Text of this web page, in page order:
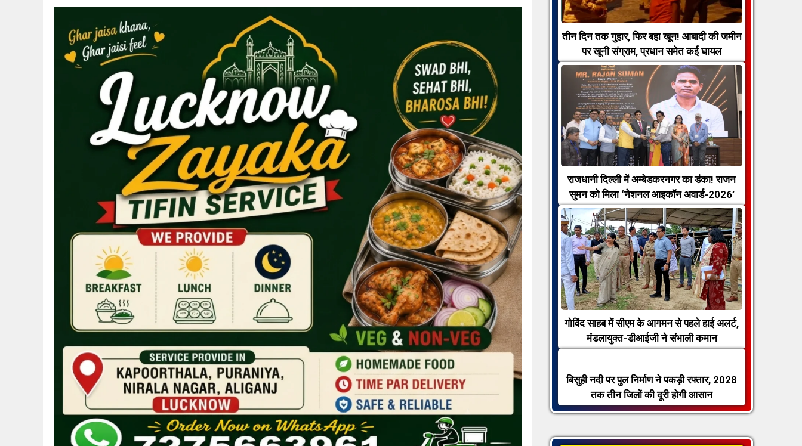
तीन दिन तक गुहार, फिर बहा खून! आबादी की जमीन
पर खूनी संग्राम, प्रधान समेत कई घायल
राजधानी दिल्ली में अम्बेडकरनगर का डंका! राजन
सुमन को मिला ‘नेशनल आइकॉन अवार्ड-2026’
गोविंद साहब में सीएम के आगमन से पहले हाई अलर्ट,
मंडलायुक्त-डीआईजी ने संभाली कमान
बिसुही नदी पर पुल निर्माण ने पकड़ी रफ्तार, 2028
तक तीन जिलों की दूरी होगी आसान